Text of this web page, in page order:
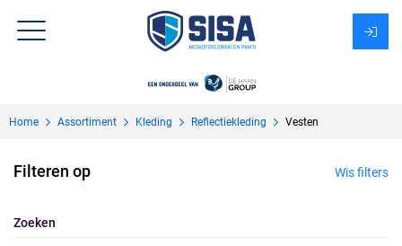
Over Sisa
KMS
Uitzendbureau?
Home Assortiment Kleding Reflectiekleding Vesten
Filteren op Wis filters
Zoeken